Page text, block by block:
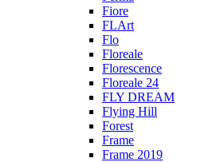
Fiore
FLArt
Flo
Floreale
Florescence
Floreale 24
FLY DREAM
Flying Hill
Forest
Frame
Frame 2019